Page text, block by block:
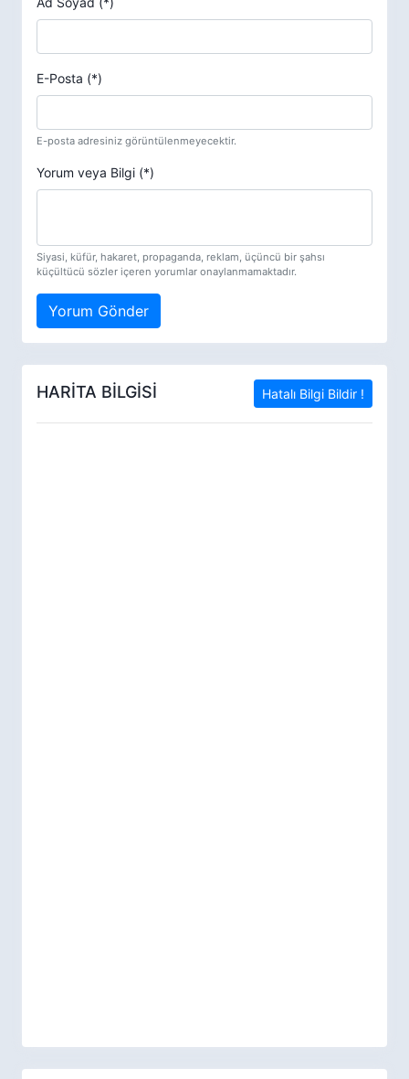
E-Posta (*)
E-posta adresiniz görüntülenmeyecektir.
Yorum veya Bilgi (*)
Siyasi, küfür, hakaret, propaganda, reklam, üçüncü bir şahsı
küçültücü sözler içeren yorumlar onaylanmamaktadır.
Yorum Gönder
HARİTA BİLGİSİ Hatalı Bilgi Bildir !